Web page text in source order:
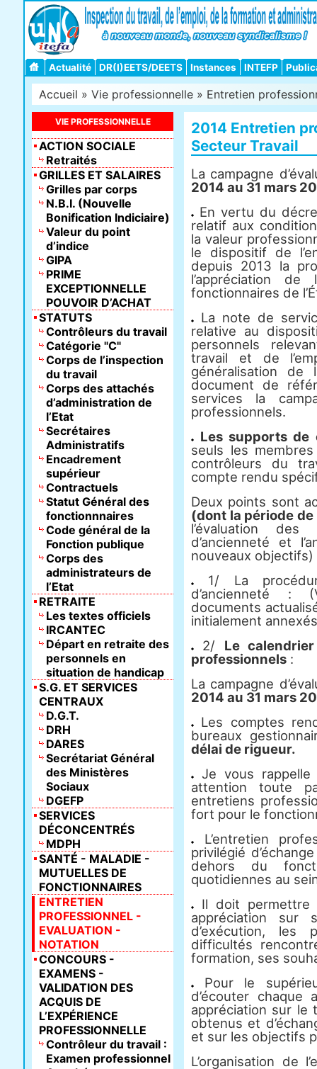
Actualité DR(I)EETS/DEETS Instances INTEFP
Accueil » Vie professionnelle » Entretien
2014 Entretien
Secteur Travail
La campagne
2014 au 31 mars
En vertu du
relatif aux
la valeur
le dispositif de
depuis 2013 la
l’appréciation
fonctionnaires de
La note de
relative au
personnels
travail et de
généralisation de
document de
services la
professionnels.
Les supports de
seuls les
contrôleurs du
compte rendu
Deux points sont
(dont la période de
l’évaluation
d’ancienneté et
nouveaux objectifs)
1/ La
d’ancienneté :
documents
initialement
2/ Le
professionnels :
La campagne
2014 au 31 mars
Les comptes
bureaux
délai de rigueur.
Je vous
attention toute
entretiens
fort pour le
L’entretien
privilégié
dehors du
quotidiennes au
Il doit permettre
appréciation sur
d’exécution,
difficultés
formation, ses
Pour le
d’écouter
appréciation sur le
obtenus et
et sur les objectifs
L’organisation de
VIE PROFESSIONNELLE
ACTION SOCIALE
Retraités
GRILLES ET SALAIRES
Grilles par corps
N.B.I. (Nouvelle
Bonification Indiciaire)
Valeur du point
d’indice
GIPA
PRIME
EXCEPTIONNELLE
POUVOIR D’ACHAT
STATUTS
Contrôleurs du travail
Catégorie "C"
Corps de l’inspection
du travail
Corps des attachés
d’administration de
l’Etat
Secrétaires
Administratifs
Encadrement
supérieur
Contractuels
Statut Général des
fonctionnnaires
Code général de la
Fonction publique
Corps des
administrateurs de
l’Etat
RETRAITE
Les textes officiels
IRCANTEC
Départ en retraite des
personnels en
situation de handicap
S.G. ET SERVICES
CENTRAUX
D.G.T.
DRH
DARES
Secrétariat Général
des Ministères
Sociaux
DGEFP
SERVICES
DÉCONCENTRÉS
MDPH
SANTÉ - MALADIE -
MUTUELLES DE
FONCTIONNAIRES
ENTRETIEN
PROFESSIONNEL -
EVALUATION -
NOTATION
CONCOURS -
EXAMENS -
VALIDATION DES
ACQUIS DE
L’EXPÉRIENCE
PROFESSIONNELLE
Contrôleur du travail :
Examen professionnel